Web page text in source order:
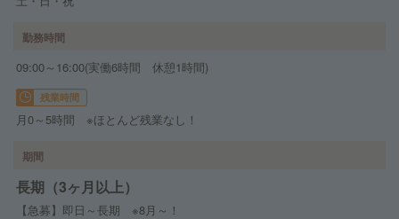
勤務時間
09:00～16:00(実働6時間 休憩1時間)
残業時間
月0～5時間 ※ほとんど残業なし！
期間
長期（3ヶ月以上）
【急募】即日～長期 ※8月～！